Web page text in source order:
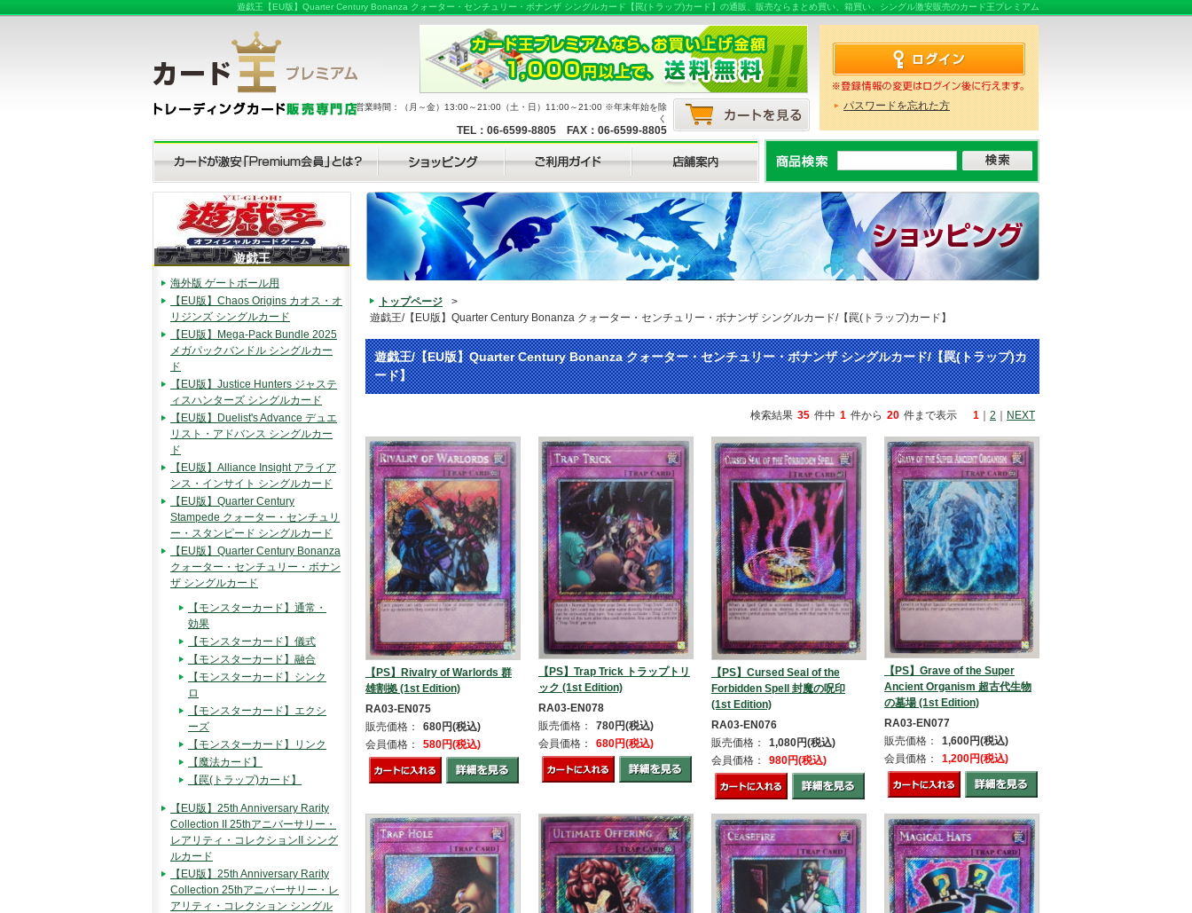
遊戯王【EU版】Quarter Century Bonanza クォーター・センチュリー・ボナンザ シングルカード【罠(トラップ)カード】の通販、販売ならまとめ買い、箱買い、シングル激安販売のカード王プレミアム
営業時間：（月～金）13:00～21:00（土・日）11:00～21:00 ※年末年始を除
く
TEL：06-6599-8805 FAX：06-6599-8805
パスワードを忘れた方
トップページ
>
遊戯王/【EU版】Quarter Century Bonanza クォーター・センチュリー・ボナンザ シングルカード/【罠(トラップ)カード】
遊戯王/【EU版】Quarter Century Bonanza クォーター・センチュリー・ボナンザ シングルカード/【罠(トラップ)カ
ード】
検索結果 35 件中 1 件から 20 件まで表示 1 2 NEXT
【PS】Rivalry of Warlords 群
雄割拠 (1st Edition)
RA03-EN075
販売価格：
680円(税込)
会員価格：
580円(税込)
【PS】Trap Trick トラップトリ
ック (1st Edition)
RA03-EN078
販売価格：
780円(税込)
会員価格：
680円(税込)
【PS】Cursed Seal of the
Forbidden Spell 封魔の呪印
(1st Edition)
RA03-EN076
販売価格：
1,080円(税込)
会員価格：
980円(税込)
【PS】Grave of the Super
Ancient Organism 超古代生物
の墓場 (1st Edition)
RA03-EN077
販売価格：
1,600円(税込)
会員価格：
1,200円(税込)
遊戯王
海外版 ゲートボール用
【EU版】Chaos Origins カオス・オ
リジンズ シングルカード
【EU版】Mega-Pack Bundle 2025
メガパックバンドル シングルカー
ド
【EU版】Justice Hunters ジャステ
ィスハンターズ シングルカード
【EU版】Duelist's Advance デュエ
リスト・アドバンス シングルカー
ド
【EU版】Alliance Insight アライア
ンス・インサイト シングルカード
【EU版】Quarter Century
Stampede クォーター・センチュリ
ー・スタンピード シングルカード
【EU版】Quarter Century Bonanza
クォーター・センチュリー・ボナン
ザ シングルカード
【モンスターカード】通常・
効果
【モンスターカード】儀式
【モンスターカード】融合
【モンスターカード】シンク
ロ
【モンスターカード】エクシ
ーズ
【モンスターカード】リンク
【魔法カード】
【罠(トラップ)カード】
【EU版】25th Anniversary Rarity
Collection II 25thアニバーサリー・
レアリティ・コレクションII シング
ルカード
【EU版】25th Anniversary Rarity
Collection 25thアニバーサリー・レ
アリティ・コレクション シングル